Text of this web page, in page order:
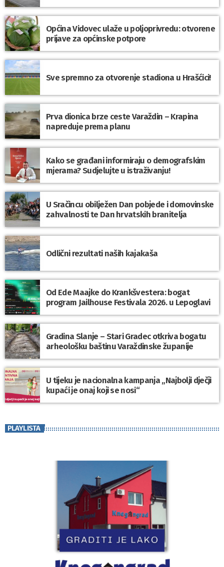
Općina Vidovec ulaže u poljoprivredu: otvorene
prijave za općinske potpore
Sve spremno za otvorenje stadiona u Hrašćici!
Prva dionica brze ceste Varaždin – Krapina
napreduje prema planu
Kako se građani informiraju o demografskim
mjerama? Sudjelujte u istraživanju!
U Sračincu obilježen Dan pobjede i domovinske
zahvalnosti te Dan hrvatskih branitelja
Odlični rezultati naših kajakaša
Od Ede Maajke do Krankšvestera: bogat
program Jailhouse Festivala 2026. u Lepoglavi
Gradina Slanje – Stari Gradec otkriva bogatu
arheološku baštinu Varaždinske županije
U tijeku je nacionalna kampanja „Najbolji dječji
kupaći je onaj koji se nosi“
PLAYLISTA